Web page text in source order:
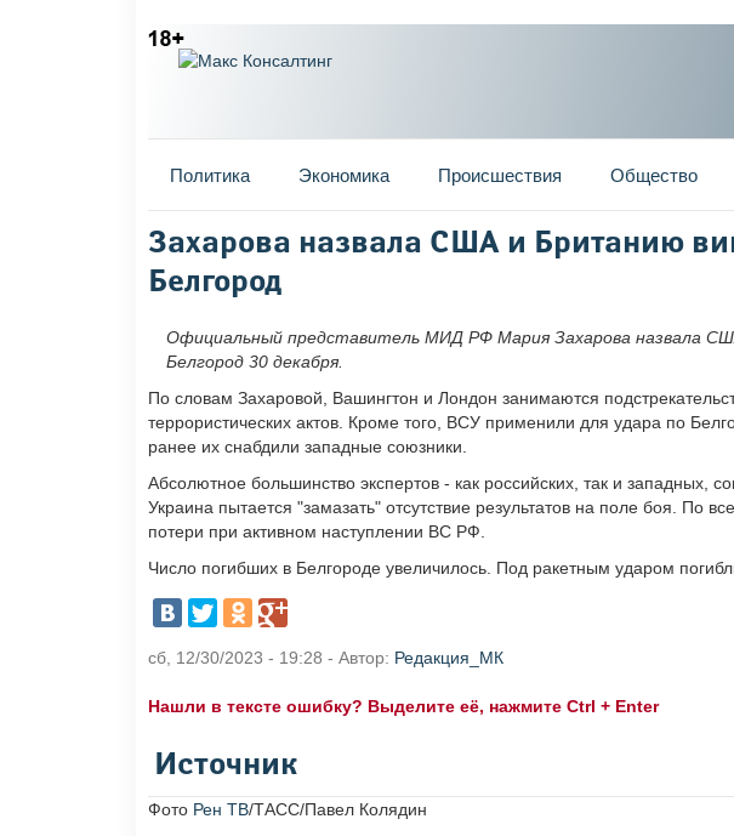
Главное меню
Политика Экономика Происшествия Общество
Вы здесь
Захарова назвала США и Британию
Белгород
Официальный представитель МИД РФ Мария Захарова назвала
Белгород 30 декабря.
По словам Захаровой, Вашингтон и Лондон занимаются
террористических актов. Кроме того, ВСУ применили для удара по
ранее их снабдили западные союзники.
Абсолютное большинство экспертов - как российских, так и западных,
Украина пытается "замазать" отсутствие результатов на поле боя. По
потери при активном наступлении ВС РФ.
Число погибших в Белгороде увеличилось. Под ракетным ударом
сб, 12/30/2023 - 19:28 - Автор: Редакция_МК
Нашли в тексте ошибку? Выделите её, нажмите Ctrl + Enter
Источник
Фото Рен ТВ/ТАСС/Павел Колядин